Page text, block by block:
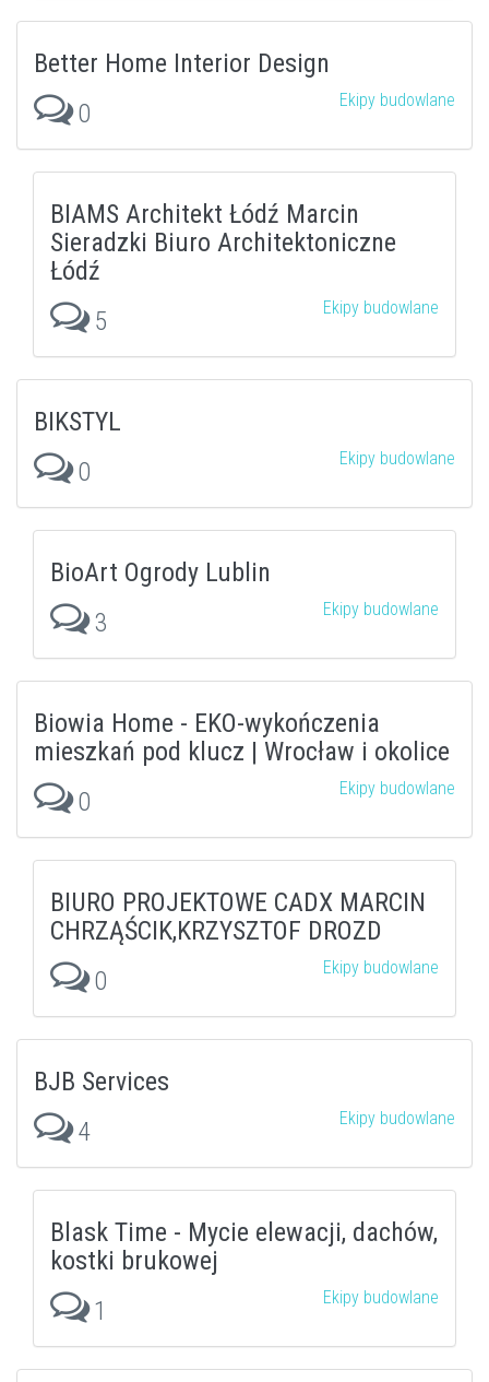
Better Home Interior Design
0
Ekipy budowlane
BIAMS Architekt Łódź Marcin
Sieradzki Biuro Architektoniczne
Łódź
5
Ekipy budowlane
BIKSTYL
0
Ekipy budowlane
BioArt Ogrody Lublin
3
Ekipy budowlane
Biowia Home - EKO-wykończenia
mieszkań pod klucz | Wrocław i okolice
0
Ekipy budowlane
BIURO PROJEKTOWE CADX MARCIN
CHRZĄŚCIK,KRZYSZTOF DROZD
0
Ekipy budowlane
BJB Services
4
Ekipy budowlane
Blask Time - Mycie elewacji, dachów,
kostki brukowej
1
Ekipy budowlane